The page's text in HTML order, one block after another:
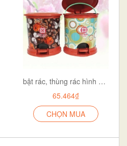
bật rác, thùng rác hình ovan hoa đẹp
65.464₫
CHỌN MUA